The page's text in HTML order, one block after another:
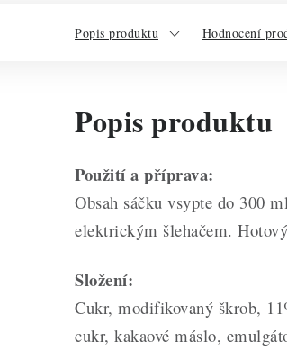
Popis produktu Hodnocení
Popis produktu
Použití a příprava:
Obsah sáčku vsypte do 300
elektrickým šlehačem.
Složení:
Cukr, modifikovaný škrob,
cukr, kakaové máslo,